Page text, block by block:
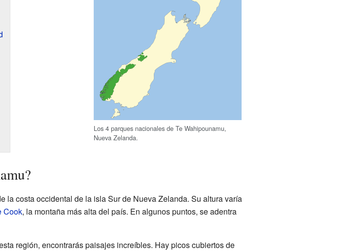
Los 4 parques nacionales de Te Wahipounamu,
Nueva Zelanda.
la costa occidental de la isla Sur de Nueva Zelanda. Su altura varía
Cook, la montaña más alta del país. En algunos puntos, se adentra
región, encontrarás paisajes increíbles. Hay picos cubiertos de